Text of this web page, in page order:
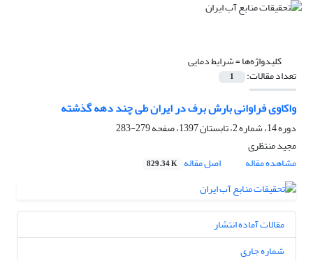
کلیدواژه‌ها =شرایط دمایی
تعداد مقالات: 1
واکاوی فراوانی بارش برف در ایران طی چند دهه گذشته
دوره 14، شماره 2، تابستان 1397، صفحه
279-283
مجید منتظری
مشاهده مقاله
اصل مقاله 829.34 K
مقالات آماده انتشار
شماره جاری